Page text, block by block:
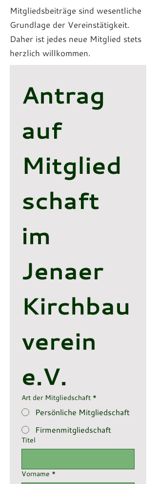
Mitgliedsbeiträge sind wesentliche
Grundlage der Vereinstätigkeit.
Daher ist jedes neue Mitglied stets
herzlich willkommen.
Antrag
auf
Mitglied
schaft
im
Jenaer
Kirchbau
verein
e.V.
Art der Mitgliedschaft *
Persönliche Mitgliedschaft
Firmenmitgliedschaft
Titel
Vorname *